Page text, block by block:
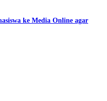
ke Media Online agar